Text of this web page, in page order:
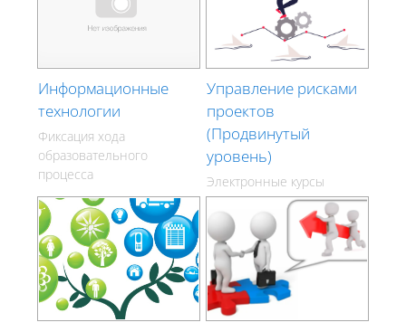
Информационные
технологии
Фиксация хода
образовательного
процесса
Управление рисками
проектов
(Продвинутый
уровень)
Электронные курсы